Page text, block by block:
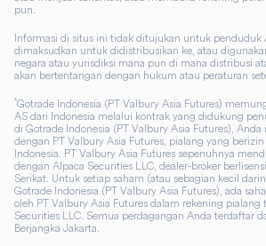
pun.
Informasi di situs ini tidak ditujukan untuk penduduk
dimaksudkan untuk didistribusikan ke, atau
negara atau yurisdiksi mana pun di mana distribusi
akan bertentangan dengan hukum atau peraturan
*Gotrade Indonesia (PT Valbury Asia Futures)
AS dari Indonesia melalui kontrak yang didukung
di Gotrade Indonesia (PT Valbury Asia Futures),
dengan PT Valbury Asia Futures, pialang yang
Indonesia. PT Valbury Asia Futures sepenuhnya
dengan Alpaca Securities LLC, dealer-broker
Serikat. Untuk setiap saham (atau sebagian kecil
Gotrade Indonesia (PT Valbury Asia Futures), ada
oleh PT Valbury Asia Futures dalam rekening pialang
Securities LLC. Semua perdagangan Anda terdaftar
Berjangka Jakarta.